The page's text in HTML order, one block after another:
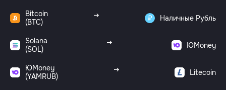
Bitcoin
(BTC)
Наличные Рубль
Solana
(SOL)
ЮMoney
ЮMoney
(YAMRUB)
Litecoin